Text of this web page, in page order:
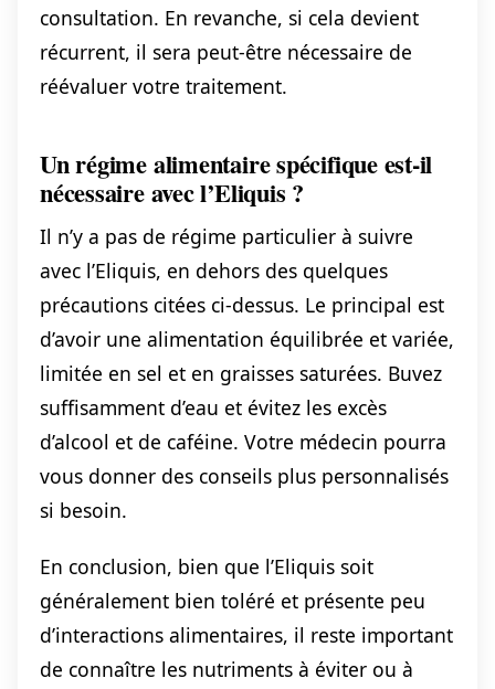
consultation. En revanche, si cela devient
récurrent, il sera peut-être nécessaire de
réévaluer votre traitement.
Un régime alimentaire spécifique est-il
nécessaire avec l’Eliquis ?
Il n’y a pas de régime particulier à suivre
avec l’Eliquis, en dehors des quelques
précautions citées ci-dessus. Le principal est
d’avoir une alimentation équilibrée et variée,
limitée en sel et en graisses saturées. Buvez
suffisamment d’eau et évitez les excès
d’alcool et de caféine. Votre médecin pourra
vous donner des conseils plus personnalisés
si besoin.
En conclusion, bien que l’Eliquis soit
généralement bien toléré et présente peu
d’interactions alimentaires, il reste important
de connaître les nutriments à éviter ou à